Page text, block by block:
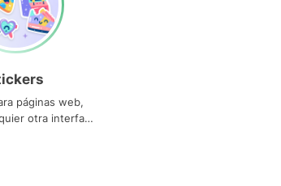
páginas web,
otra interfaz